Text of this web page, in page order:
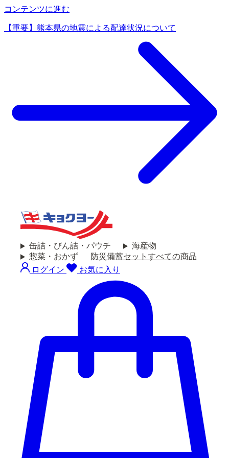
コンテンツに進む
【重要】熊本県の地震による配達状況について
缶詰・びん詰・パウチ
海産物
惣菜・おかず
防災備蓄セット すべての商品
ログイン
お気に入り